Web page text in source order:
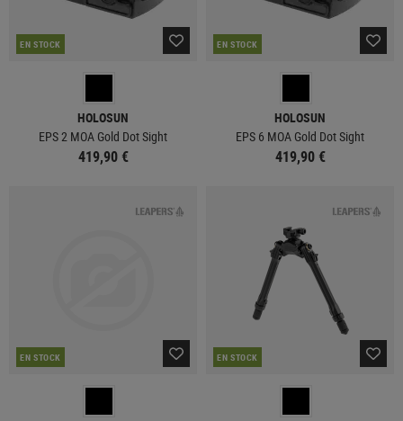
EN STOCK
HOLOSUN
EPS 2 MOA Gold Dot Sight
419,90 €
EN STOCK
HOLOSUN
EPS 6 MOA Gold Dot Sight
419,90 €
EN STOCK EN STOCK